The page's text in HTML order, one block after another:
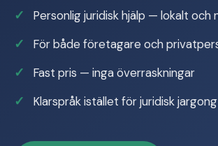
Personlig juridisk hjälp — lokalt och
För både företagare och
Fast pris — inga överraskningar
Klarspråk istället för juridisk jargong